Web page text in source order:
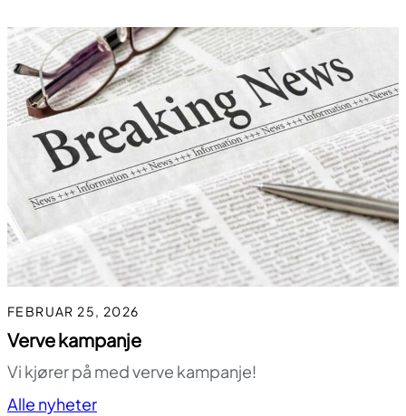
FEBRUAR 25, 2026
Verve kampanje
Vi kjører på med verve kampanje!
Alle nyheter